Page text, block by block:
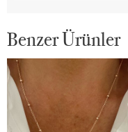
Benzer Ürünler